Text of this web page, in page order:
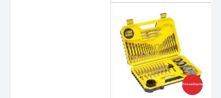
Prix coûtants